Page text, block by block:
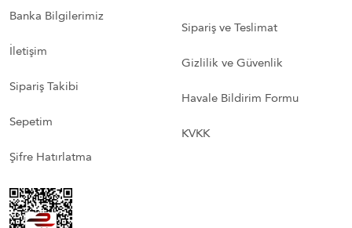
Banka Bilgilerimiz
İletişim
Sipariş Takibi
Sepetim
Şifre Hatırlatma
Sipariş ve Teslimat
Gizlilik ve Güvenlik
Havale Bildirim Formu
KVKK